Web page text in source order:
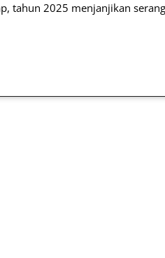
tahun 2025 menjanjikan